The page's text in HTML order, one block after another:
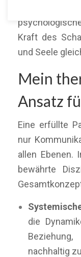
Kraft des
und Seele
Mein
Ansatz
Eine erfüllte
nur
allen Ebenen.
bewährte
die
nachhaltig